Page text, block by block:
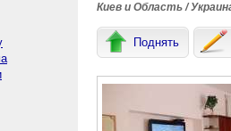
Киев и Область /
Поднять